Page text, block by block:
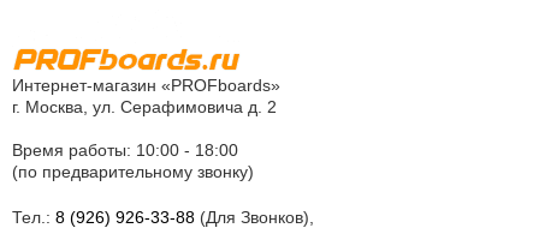
Интернет-магазин «PROFboards»
г. Москва, ул. Серафимовича д. 2
Время работы: 10:00 - 18:00
(по предварительному звонку)
Тел.: 8 (926) 926-33-88 (Для Звонков),